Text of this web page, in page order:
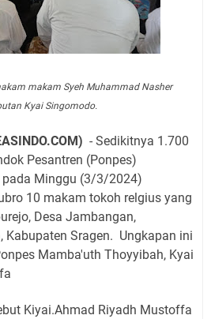
makam Syeh Muhammad Nasher
Kyai Singomodo.
- Sedikitnya 1.700
Pesantren (Ponpes)
Minggu (3/3/2024)
10 makam tokoh relgius yang
Desa Jambangan,
Kabupaten Sragen. Ungkapan ini
Mamba'uth Thoyyibah, Kyai
Kiyai.Ahmad Riyadh Mustoffa